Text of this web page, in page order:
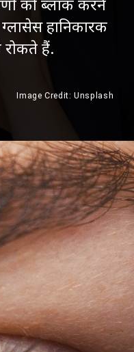
को ब्लॉक करने
हानिकारक
रोकते हैं.
Image Credit: Unsplash